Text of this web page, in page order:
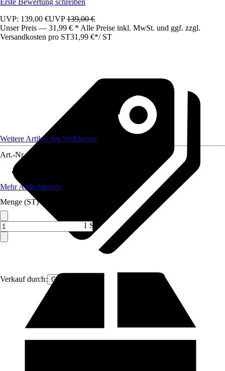
Erste Bewertung schreiben
UVP: 139,00 €UVP139,00 €
Unser Preis — 31,99 € * Alle Preise inkl. MwSt. und ggf. zzgl.
Versandkosten pro ST31,99 €*/ ST
Verkauf durch: Gimeg
Weitere Artikel des Verkäufers
Art.-Nr. 12406988
Mehr Artikeldetails
Menge (ST)
1 ST